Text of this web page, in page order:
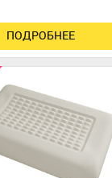
ПОДРОБНЕЕ